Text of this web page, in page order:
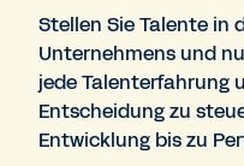
Stellen Sie Talente in
Unternehmens und
jede Talenterfahrung
Entscheidung zu
Entwicklung bis zu